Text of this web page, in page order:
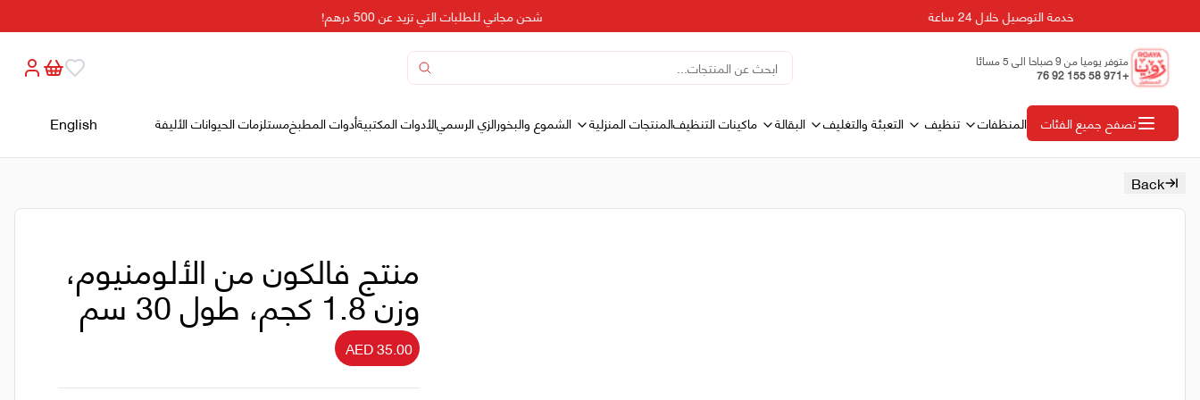
خدمة التوصيل خلال 24 ساعة شحن مجاني للطلبات التي تزيد عن 500 درهم!
متوفر يوميا من 9 صباحا الى 5 مسائا
+971 58 155 92 76
تصفح جميع الفئات المنظفات تنظيف التعبئة والتغليف البقالة ماكينات التنظيفالمنتجات المنزلية الشموع والبخورالزي الرسميالأدوات المكتبيةأدوات المطبخمستلزمات الحيوانات الأليفة English
Back
منتج فالكون من الألومنيوم،
وزن 1.8 كجم، طول 30 سم
AED 35.00